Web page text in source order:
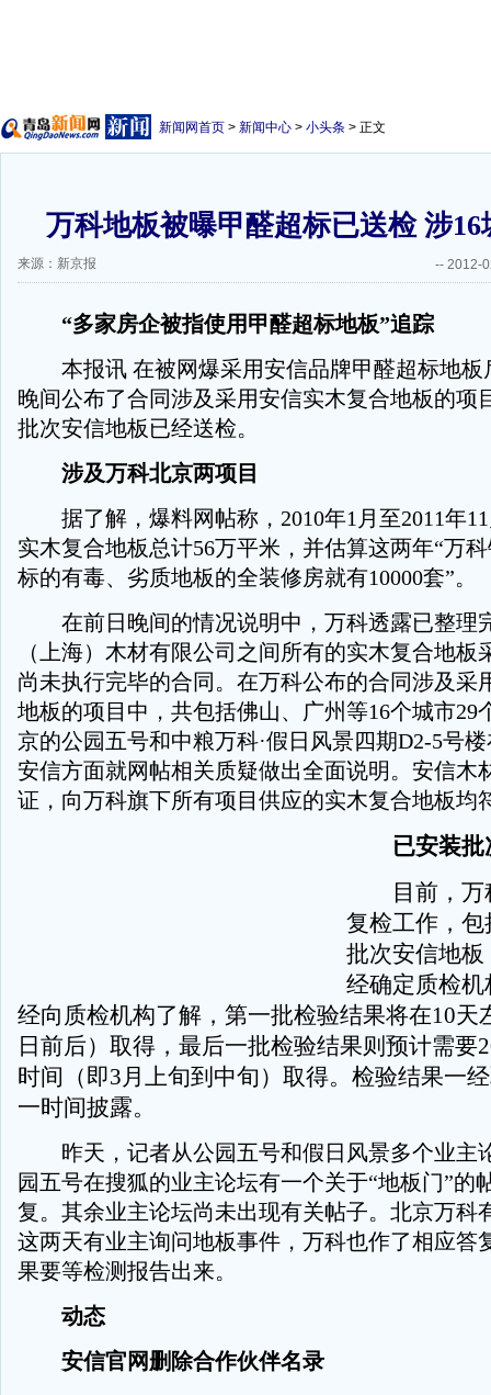
新闻网首页 > 新闻中心 > 小头条 > 正文
万科地板被曝甲醛超标已送检 涉16
来源：新京报 -- 2012-
“多家房企被指使用甲醛超标地板”追踪
本报讯 在被网爆采用安信品牌甲醛超标地板
晚间公布了合同涉及采用安信实木复合地板的项
批次安信地板已经送检。
涉及万科北京两项目
据了解，爆料网帖称，2010年1月至2011年
实木复合地板总计56万平米，并估算这两年“万
标的有毒、劣质地板的全装修房就有10000套”。
在前日晚间的情况说明中，万科透露已整理
（上海）木材有限公司之间所有的实木复合地板
尚未执行完毕的合同。在万科公布的合同涉及采
地板的项目中，共包括佛山、广州等16个城市29
京的公园五号和中粮万科·假日风景四期D2-5号
安信方面就网帖相关质疑做出全面说明。安信木
证，向万科旗下所有项目供应的实木复合地板均
已安装
目前，万
复检工作，
批次安信地
经确定质检
经向质检机构了解，第一批检验结果将在10天
日前后）取得，最后一批检验结果则预计需要
时间（即3月上旬到中旬）取得。检验结果一
一时间披露。
昨天，记者从公园五号和假日风景多个业主
园五号在搜狐的业主论坛有一个关于“地板门”的
复。其余业主论坛尚未出现有关帖子。北京万科
这两天有业主询问地板事件，万科也作了相应答
果要等检测报告出来。
动态
安信官网删除合作伙伴名录